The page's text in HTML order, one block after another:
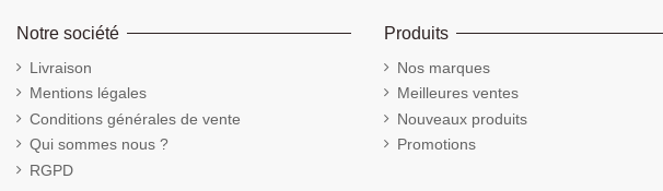
Notre société
Livraison
Mentions légales
Conditions générales de vente
Qui sommes nous ?
RGPD
Produits
Nos marques
Meilleures ventes
Nouveaux produits
Promotions